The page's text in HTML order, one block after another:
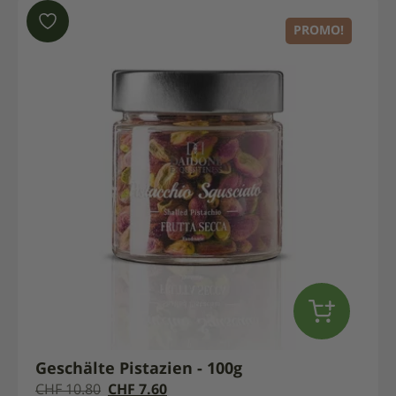
PROMO!
Geschälte Pistazien - 100g
CHF10.80 Der
CHF 7.60Der